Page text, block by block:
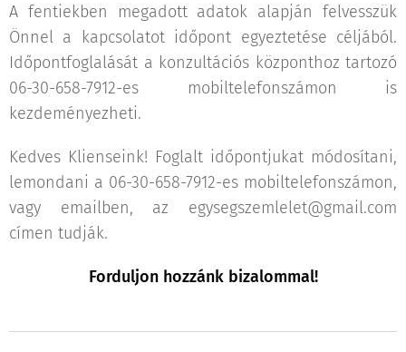
A fentiekben megadott adatok alapján felvesszük
Önnel a kapcsolatot időpont egyeztetése céljából.
Időpontfoglalását a konzultációs központhoz tartozó
06-30-658-7912-es mobiltelefonszámon is
kezdeményezheti.
Kedves Klienseink! Foglalt időpontjukat módosítani,
lemondani a 06-30-658-7912-es mobiltelefonszámon,
vagy emailben, az egysegszemlelet@gmail.com
címen tudják.
Forduljon hozzánk bizalommal!